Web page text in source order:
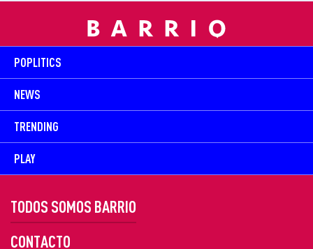
POPLITICS
NEWS
TRENDING
PLAY
TODOS SOMOS BARRIO
CONTACTO